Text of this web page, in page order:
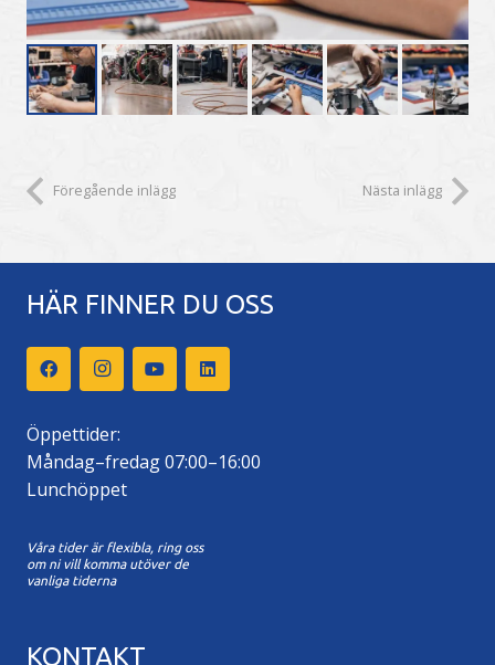
Föregående inlägg Nästa inlägg
HÄR FINNER DU OSS
Öppettider:
Måndag–fredag 07:00–16:00
Lunchöppet
Våra tider är flexibla, ring oss
om ni vill komma utöver de
vanliga tiderna
KONTAKT